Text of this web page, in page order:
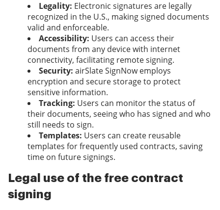
Legality: Electronic signatures are legally
recognized in the U.S., making signed documents
valid and enforceable.
Accessibility: Users can access their
documents from any device with internet
connectivity, facilitating remote signing.
Security: airSlate SignNow employs
encryption and secure storage to protect
sensitive information.
Tracking: Users can monitor the status of
their documents, seeing who has signed and who
still needs to sign.
Templates: Users can create reusable
templates for frequently used contracts, saving
time on future signings.
Legal use of the free contract
signing